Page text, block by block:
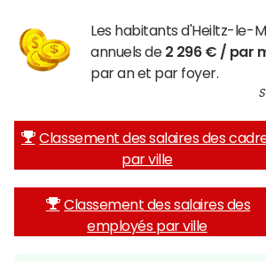
Les habitants d'Heiltz-le-
annuels de 2 296 € / par
par an et par foyer.
Classement des salaires des
par ville
Classement des salaires des
employés par ville